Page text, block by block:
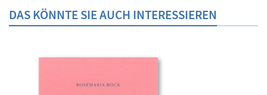
DAS KÖNNTE SIE AUCH INTERESSIEREN